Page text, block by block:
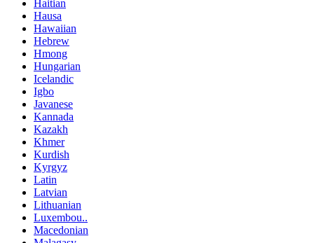
Haitian
Hausa
Hawaiian
Hebrew
Hmong
Hungarian
Icelandic
Igbo
Javanese
Kannada
Kazakh
Khmer
Kurdish
Kyrgyz
Latin
Latvian
Lithuanian
Luxembou..
Macedonian